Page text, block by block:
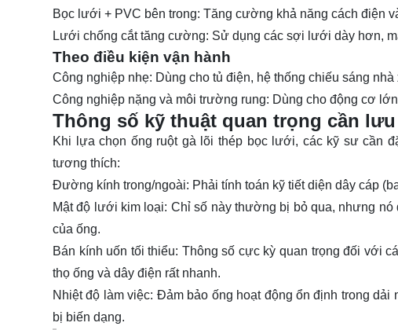
Bọc lưới + PVC bên trong: Tăng cường khả năng cách điện
Lưới chống cắt tăng cường: Sử dụng các sợi lưới dày hơn,
Theo điều kiện vận hành
Công nghiệp nhẹ: Dùng cho tủ điện, hệ thống chiếu sáng
Công nghiệp nặng và môi trường rung: Dùng cho động cơ
Thông số kỹ thuật quan trọng cần
Khi lựa chọn ống ruột gà lõi thép bọc lưới, các kỹ sư cần
tương thích:
Đường kính trong/ngoài: Phải tính toán kỹ tiết diện dây cáp
Mật độ lưới kim loại: Chỉ số này thường bị bỏ qua, nhưng nó
của ống.
Bán kính uốn tối thiểu: Thông số cực kỳ quan trọng đối với
thọ ống và dây điện rất nhanh.
Nhiệt độ làm việc: Đảm bảo ống hoạt động ổn định trong
bị biến dạng.